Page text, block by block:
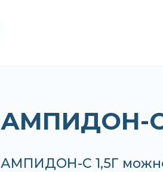
АМПИДОН-С
АМПИДОН-С 1,5Г можно